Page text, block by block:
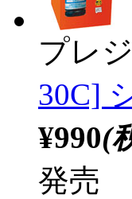
プレ
30C]
¥990(
発売